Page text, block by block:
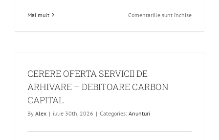
Mai mult Comentariile sunt închisepentru
CERERE OFERTA SERVICII DE
ARHIVARE – DEBITOARE CARBON
CAPITAL
By Alex | iulie 30th, 2026 | Categories: Anunturi